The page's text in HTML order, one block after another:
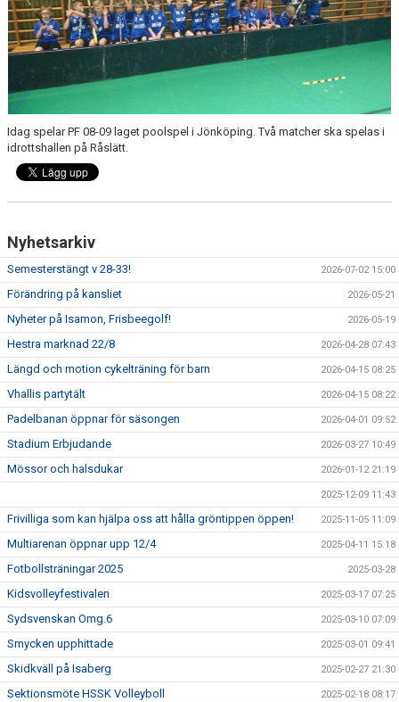
DOKUMENT
VÅRA LAG
MATCHER
TÄVLINGAR
MEDLEMSSKAP 2025
AVGIFTER
GRÖNTIPPEN
Idag spelar PF 08-09 laget poolspel i Jönköping. Två matcher ska spelas i
idrottshallen på Råslätt.
Nyhetsarkiv
Semesterstängt v 28-33! 2026-07-02 15:00
Förändring på kansliet 2026-05-21
Nyheter på Isamon, Frisbeegolf! 2026-05-19
Hestra marknad 22/8 2026-04-28 07:43
Längd och motion cykelträning för barn 2026-04-15 08:25
Vhallis partytält 2026-04-15 08:22
Padelbanan öppnar för säsongen 2026-04-01 09:52
Stadium Erbjudande 2026-03-27 10:49
Mössor och halsdukar 2026-01-12 21:19
2025-12-09 11:43
Frivilliga som kan hjälpa oss att hålla gröntippen öppen! 2025-11-05 11:09
Multiarenan öppnar upp 12/4 2025-04-11 15:18
Fotbollsträningar 2025 2025-03-28
Kidsvolleyfestivalen 2025-03-17 07:25
Sydsvenskan Omg.6 2025-03-10 07:09
Smycken upphittade 2025-03-01 09:41
Skidkväll på Isaberg 2025-02-27 21:30
Sektionsmöte HSSK Volleyboll 2025-02-18 08:17